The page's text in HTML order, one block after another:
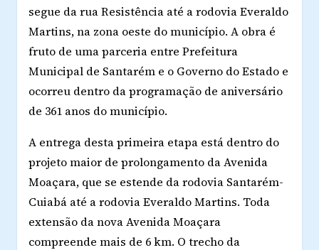
segue da rua Resistência até a rodovia Everaldo
Martins, na zona oeste do município. A obra é
fruto de uma parceria entre Prefeitura
Municipal de Santarém e o Governo do Estado e
ocorreu dentro da programação de aniversário
de 361 anos do município.
A entrega desta primeira etapa está dentro do
projeto maior de prolongamento da Avenida
Moaçara, que se estende da rodovia Santarém-
Cuiabá até a rodovia Everaldo Martins. Toda
extensão da nova Avenida Moaçara
compreende mais de 6 km. O trecho da